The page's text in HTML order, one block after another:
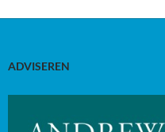
ADVISEREN